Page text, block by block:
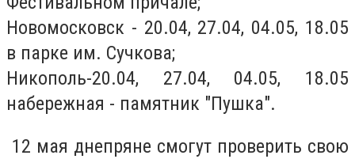
Новомосковск - 20.04, 27.04, 04.05, 18.05
в парке им. Сучкова;
Никополь-20.04, 27.04, 04.05, 18.05
набережная - памятник "Пушка".
12 мая днепряне смогут проверить свою